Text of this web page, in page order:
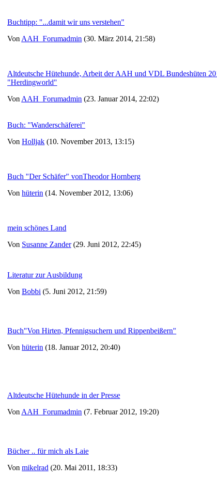
Buchtipp: "...damit wir uns verstehen"
Von AAH_Forumadmin (30. März 2014, 21:58)
Altdeutsche Hütehunde, Arbeit der AAH und VDL Bundeshüten
"Herdingworld"
Von AAH_Forumadmin (23. Januar 2014, 22:02)
Buch: "Wanderschäferei"
Von Holljak (10. November 2013, 13:15)
Buch "Der Schäfer" vonTheodor Hornberg
Von hüterin (14. November 2012, 13:06)
mein schönes Land
Von Susanne Zander(29. Juni 2012, 22:45)
Literatur zur Ausbildung
Von Bobbi (5. Juni 2012, 21:59)
Buch"Von Hirten, Pfennigsuchern und Rippenbeißern"
Von hüterin (18. Januar 2012, 20:40)
Altdeutsche Hütehunde in der Presse
Von AAH_Forumadmin (7. Februar 2012, 19:20)
Bücher .. für mich als Laie
Von mikelrad (20. Mai 2011, 18:33)